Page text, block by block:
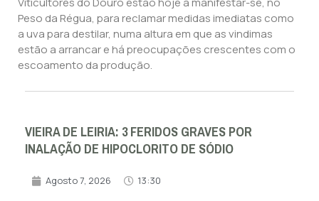
Peso da Régua, para reclamar medidas imediatas como
a uva para destilar, numa altura em que as vindimas
estão a arrancar e há preocupações crescentes com o
escoamento da produção.
VIEIRA DE LEIRIA: 3 FERIDOS GRAVES POR
INALAÇÃO DE HIPOCLORITO DE SÓDIO
Agosto 7, 2026 13:30